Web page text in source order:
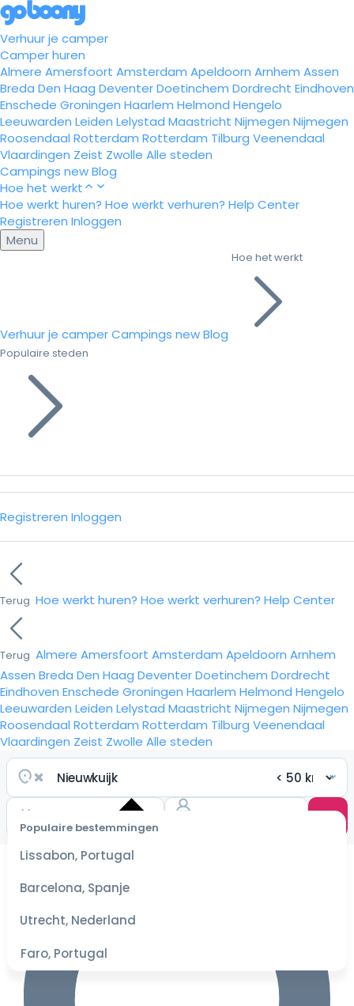
Verhuur je camper
Camper huren
Almere Amersfoort Amsterdam Apeldoorn Arnhem Assen
Breda Den Haag DeventerDoetinchem Dordrecht Eindhoven
Enschede Groningen Haarlem Helmond Hengelo
Leeuwarden Leiden Lelystad Maastricht Nijmegen Nijmegen
Roosendaal Rotterdam Rotterdam Tilburg Veenendaal
Vlaardingen Zeist Zwolle Alle steden
Campings newBlog
Hoe het werkt
Hoe werkt huren? Hoe werkt verhuren? Help Center
Registreren Inloggen
Menu
Verhuur je camperCampings newBlog
Hoe het werkt
Populaire steden
Registreren Inloggen
Terug Hoe werkt huren? Hoe werkt verhuren? Help Center
Terug Almere Amersfoort Amsterdam Apeldoorn Arnhem
Assen Breda Den Haag DeventerDoetinchem Dordrecht
Eindhoven Enschede Groningen Haarlem Helmond Hengelo
Leeuwarden Leiden Lelystad Maastricht Nijmegen Nijmegen
Roosendaal Rotterdam Rotterdam Tilburg Veenendaal
Vlaardingen Zeist Zwolle Alle steden
Populaire bestemmingen
Lissabon, Portugal
Barcelona, Spanje
Utrecht, Nederland
Faro, Portugal
Selecteer
datum
beste